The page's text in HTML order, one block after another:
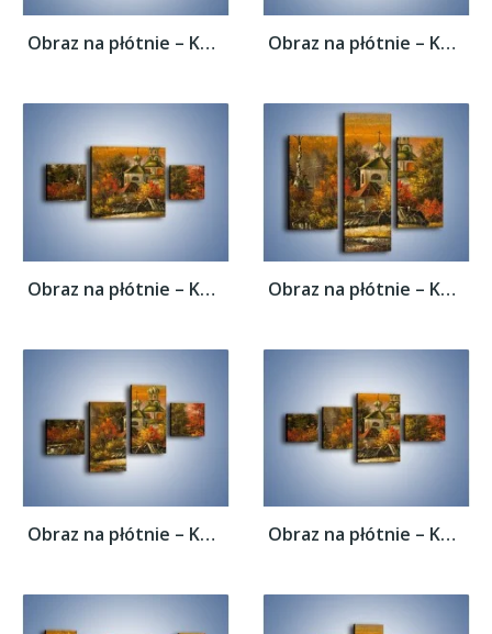
Obraz na płótnie – Kaplica późną jesienią... Obraz na płótnie – Kaplica późną jesienią...
Obraz na płótnie – Kaplica późną jesienią... Obraz na płótnie – Kaplica późną jesienią...
Obraz na płótnie – Kaplica późną jesienią... Obraz na płótnie – Kaplica późną jesienią...